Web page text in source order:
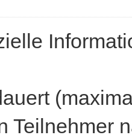
Teilnehmer